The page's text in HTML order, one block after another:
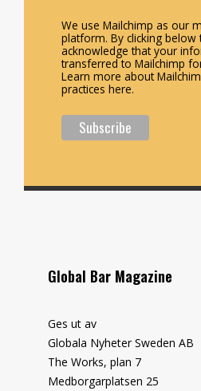
We use Mailchimp as our
platform. By clicking below
acknowledge that your
transferred to Mailchimp
Learn more about
practices here.
Global Bar Magazine
Ges ut av
Globala Nyheter Sweden AB
The Works, plan 7
Medborgarplatsen 25